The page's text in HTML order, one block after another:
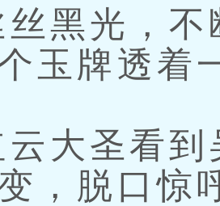
黑光，不
玉牌透着
大圣看到
，脱口惊